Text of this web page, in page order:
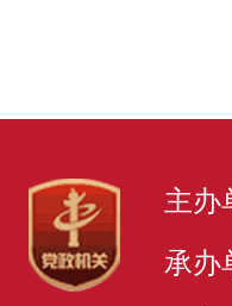
主办
承办